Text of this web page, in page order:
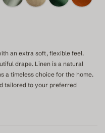
an extra soft, flexible feel.
drape. Linen is a natural
a timeless choice for the home.
tailored to your preferred